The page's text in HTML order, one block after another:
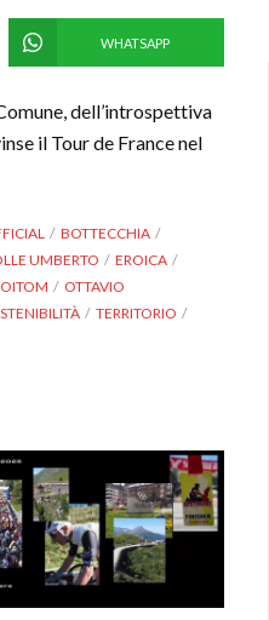
WHATSAPP
dell’introspettiva
il Tour de France nel
BOTTECCHIA
UMBERTO
EROICA
OTTAVIO
TERRITORIO